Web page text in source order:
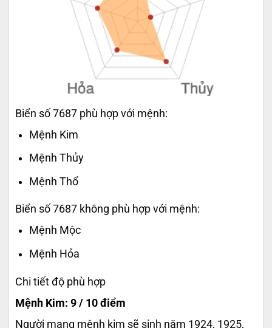
Biển số 7687 phù hợp với mệnh:
Mệnh Kim
Mệnh Thủy
Mệnh Thổ
Biển số 7687 không phù hợp với mệnh:
Mệnh Mộc
Mệnh Hỏa
Chi tiết độ phù hợp
Mệnh Kim: 9 / 10 điểm
Người mang mệnh kim sẽ sinh năm 1924, 1925,